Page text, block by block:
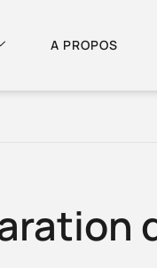
A PROPOS